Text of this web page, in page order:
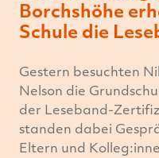
Borchshöhe
Schule die
Gestern besuchten
Nelson die
der Leseband-
standen dabei
Eltern und